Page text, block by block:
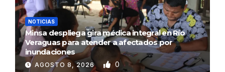
NOTICIAS
Minsa despliega gira médica integral en Río
Veraguas para atender a afectados por
inundaciones
AGOSTO 8, 2026 0